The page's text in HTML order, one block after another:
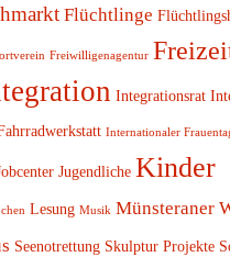
Flüchtlinge
Freiwilligenagentur
Integrationsrat
Internationaler
Jugendliche Kinder
Lesung Musik Münsteraner
Seenotrettung Skulptur Projekte